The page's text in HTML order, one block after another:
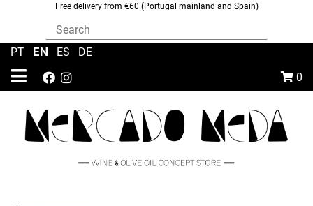
Free delivery from €60 (Portugal mainland and Spain)
0
PT EN ES DE